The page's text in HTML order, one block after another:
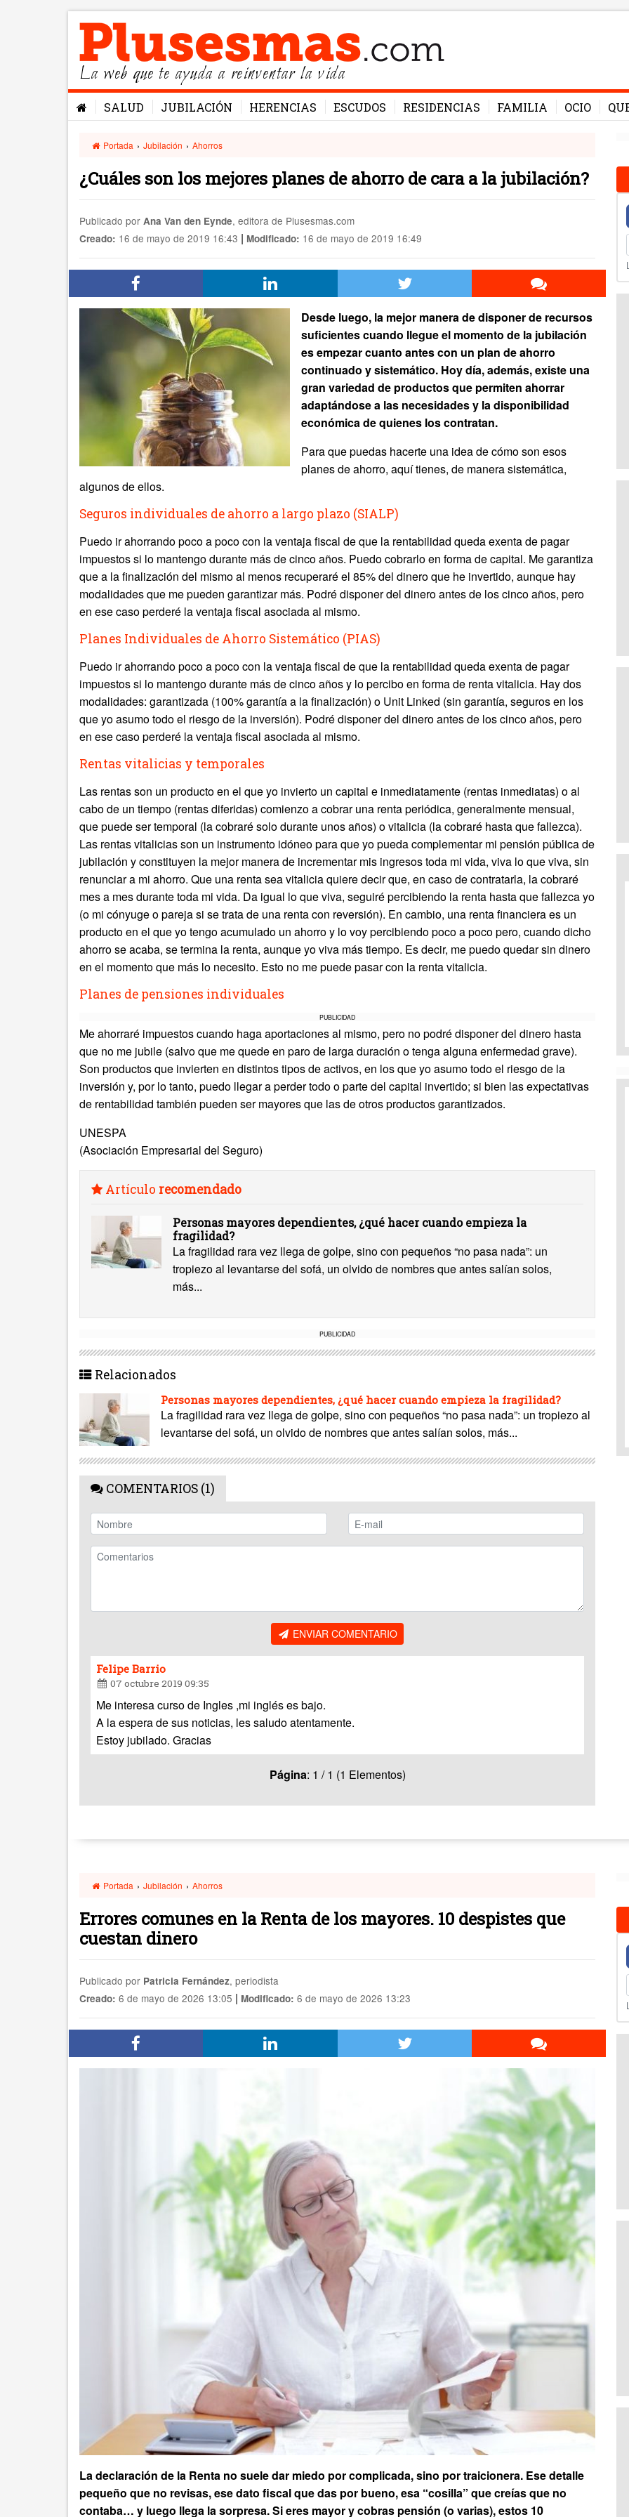
La web que te ayuda a reinventar la vida
SALUD JUBILACIÓN HERENCIAS ESCUDOS RESIDENCIAS FAMILIA OCIO
Portada › Jubilación › Ahorros
¿Cuáles son los mejores planes de ahorro de cara a la jubilación?
Publicado por Ana Van den Eynde, editora de Plusesmas.com
Creado: 16 de mayo de 2019 16:43 | Modificado: 16 de mayo de 2019 16:49
Desde luego, la mejor manera de disponer de recursos
suficientes cuando llegue el momento de la jubilación
es empezar cuanto antes con un plan de ahorro
continuado y sistemático. Hoy día, además, existe una
gran variedad de productos que permiten ahorrar
adaptándose a las necesidades y la disponibilidad
económica de quienes los contratan.
Para que puedas hacerte una idea de cómo son esos
planes de ahorro, aquí tienes, de manera sistemática,
algunos de ellos.
Seguros individuales de ahorro a largo plazo (SIALP)
Puedo ir ahorrando poco a poco con la ventaja fiscal de que la rentabilidad queda exenta de pagar
impuestos si lo mantengo durante más de cinco años. Puedo cobrarlo en forma de capital. Me garantiza
que a la finalización del mismo al menos recuperaré el 85% del dinero que he invertido, aunque hay
modalidades que me pueden garantizar más. Podré disponer del dinero antes de los cinco años, pero
en ese caso perderé la ventaja fiscal asociada al mismo.
Planes Individuales de Ahorro Sistemático (PIAS)
Puedo ir ahorrando poco a poco con la ventaja fiscal de que la rentabilidad queda exenta de pagar
impuestos si lo mantengo durante más de cinco años y lo percibo en forma de renta vitalicia. Hay dos
modalidades: garantizada (100% garantía a la finalización) o Unit Linked (sin garantía, seguros en los
que yo asumo todo el riesgo de la inversión). Podré disponer del dinero antes de los cinco años, pero
en ese caso perderé la ventaja fiscal asociada al mismo.
Rentas vitalicias y temporales
Las rentas son un producto en el que yo invierto un capital e inmediatamente (rentas inmediatas) o al
cabo de un tiempo (rentas diferidas) comienzo a cobrar una renta periódica, generalmente mensual,
que puede ser temporal (la cobraré solo durante unos años) o vitalicia (la cobraré hasta que fallezca).
Las rentas vitalicias son un instrumento idóneo para que yo pueda complementar mi pensión pública de
jubilación y constituyen la mejor manera de incrementar mis ingresos toda mi vida, viva lo que viva, sin
renunciar a mi ahorro. Que una renta sea vitalicia quiere decir que, en caso de contratarla, la cobraré
mes a mes durante toda mi vida. Da igual lo que viva, seguiré percibiendo la renta hasta que fallezca yo
(o mi cónyuge o pareja si se trata de una renta con reversión). En cambio, una renta financiera es un
producto en el que yo tengo acumulado un ahorro y lo voy percibiendo poco a poco pero, cuando dicho
ahorro se acaba, se termina la renta, aunque yo viva más tiempo. Es decir, me puedo quedar sin dinero
en el momento que más lo necesito. Esto no me puede pasar con la renta vitalicia.
Planes de pensiones individuales
PUBLICIDAD
Me ahorraré impuestos cuando haga aportaciones al mismo, pero no podré disponer del dinero hasta
que no me jubile (salvo que me quede en paro de larga duración o tenga alguna enfermedad grave).
Son productos que invierten en distintos tipos de activos, en los que yo asumo todo el riesgo de la
inversión y, por lo tanto, puedo llegar a perder todo o parte del capital invertido; si bien las expectativas
de rentabilidad también pueden ser mayores que las de otros productos garantizados.
UNESPA
(Asociación Empresarial del Seguro)
Artículo recomendado
Personas mayores dependientes, ¿qué hacer cuando empieza la
fragilidad?
La fragilidad rara vez llega de golpe, sino con pequeños “no pasa nada”: un
tropiezo al levantarse del sofá, un olvido de nombres que antes salían solos,
más...
PUBLICIDAD
Relacionados
Personas mayores dependientes, ¿qué hacer cuando empieza la fragilidad?
La fragilidad rara vez llega de golpe, sino con pequeños “no pasa nada”: un tropiezo al
levantarse del sofá, un olvido de nombres que antes salían solos, más...
COMENTARIOS (1)
ENVIAR COMENTARIO
Felipe Barrio
07 octubre 2019 09:35
Me interesa curso de Ingles ,mi inglés es bajo.
A la espera de sus noticias, les saludo atentamente.
Estoy jubilado. Gracias
Página: 1 / 1 (1 Elementos)
Portada › Jubilación › Ahorros
Errores comunes en la Renta de los mayores. 10 despistes que
cuestan dinero
Publicado por Patricia Fernández, periodista
Creado: 6 de mayo de 2026 13:05 | Modificado: 6 de mayo de 2026 13:23
La declaración de la Renta no suele dar miedo por complicada, sino por traicionera. Ese detalle
pequeño que no revisas, ese dato fiscal que das por bueno, esa “cosilla” que creías que no
contaba… y luego llega la sorpresa. Si eres mayor y cobras pensión (o varias), estos 10